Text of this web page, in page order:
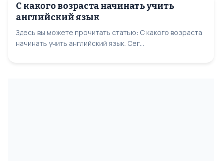
С какого возраста начинать учить
английский язык
Здесь вы можете прочитать статью: С какого возраста
начинать учить английский язык. Сег...